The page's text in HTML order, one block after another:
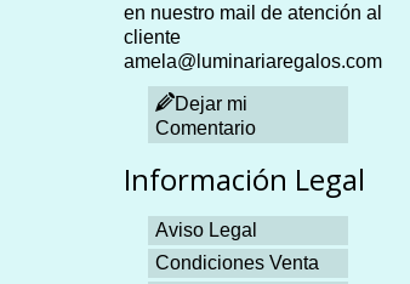
en nuestro mail de atención al
cliente
amela@luminariaregalos.com
Dejar mi
Comentario
Información Legal
Aviso Legal
Condiciones Venta